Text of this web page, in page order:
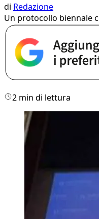
di Redazione
Un protocollo biennale
2 min di lettura